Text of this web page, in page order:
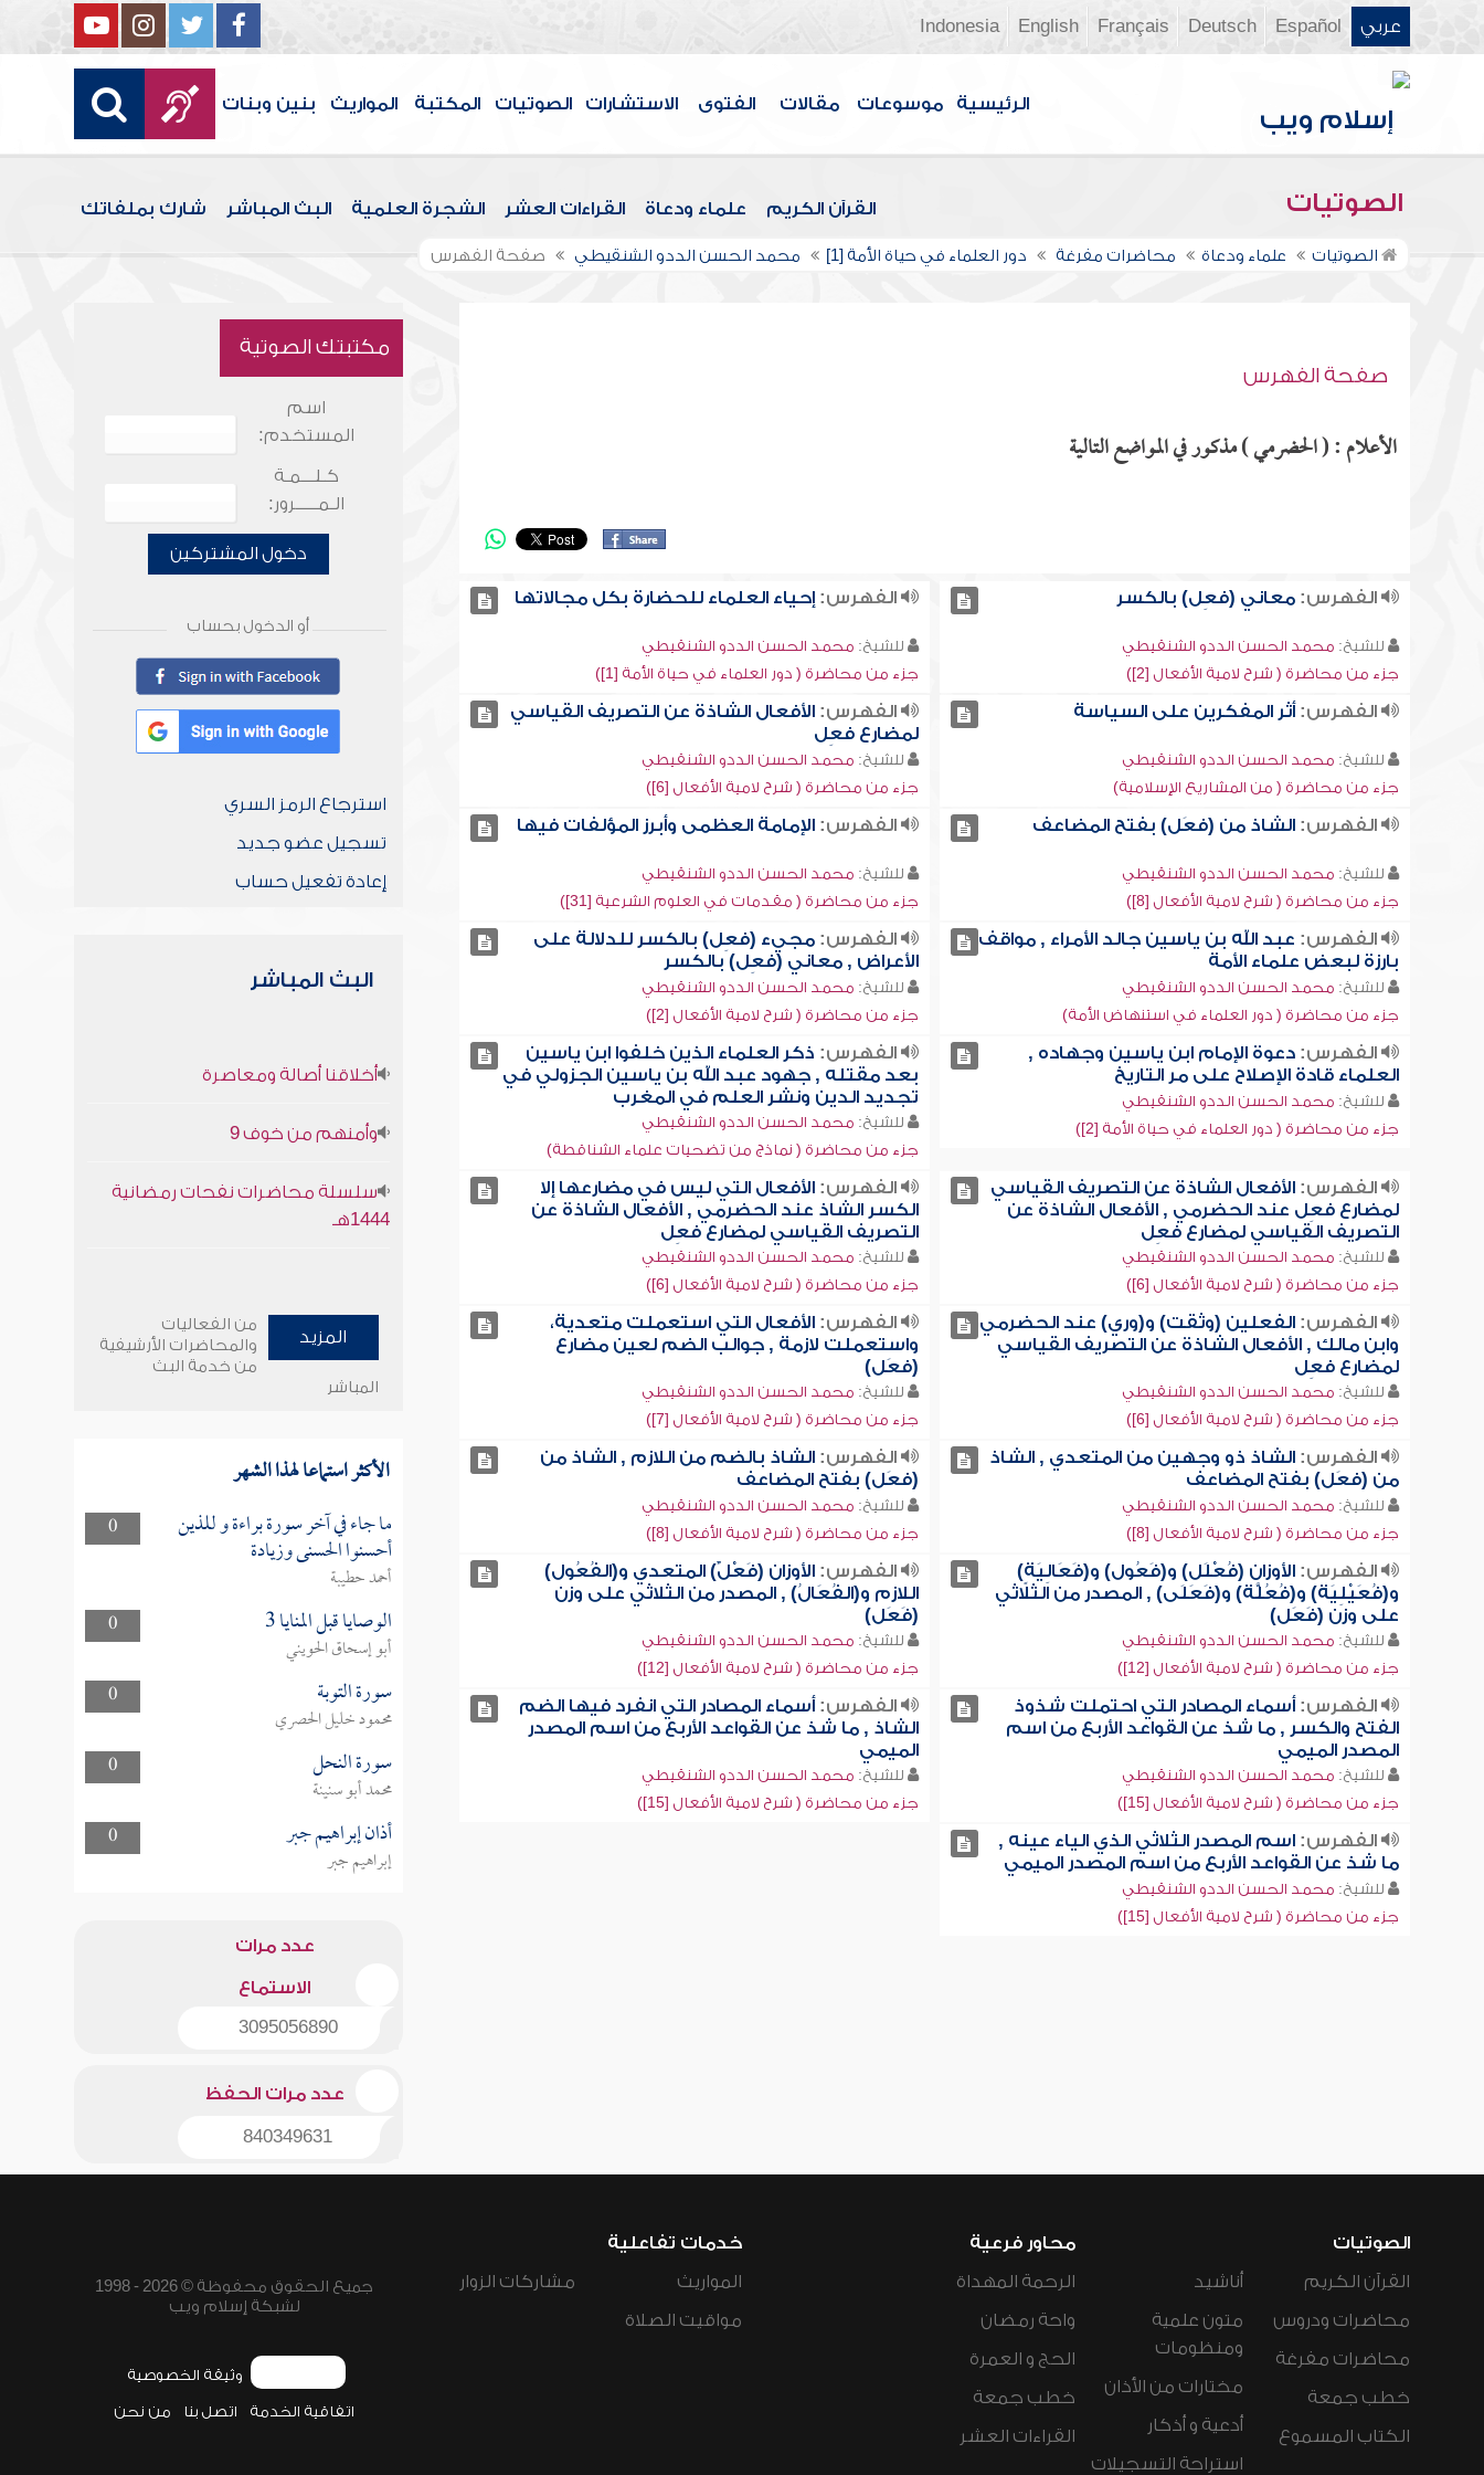
عربي Español
Deutsch
Français
English
Indonesia
الرئيسية موسوعات مقالات الفتوى الاستشارات الصوتيات المكتبة المواريث بنين وبنات
الصوتيات القرآن الكريم علماء ودعاة القراءات العشر الشجرة العلمية البث المباشر شارك بملفاتك
الصوتيات علماء ودعاة محاضرات مفرغة دور العلماء في حياة الأمة [1] محمد الحسن الددو الشنقيطي صفحة الفهرس
صفحة الفهرس
الأعلام : ( الحضرمي ) مذكور في المواضع التالية
الفهرس:معاني (فعِل) بالكسر
للشيخ: محمد الحسن الددو الشنقيطي
جزء من محاضرة ( شرح لامية الأفعال [2])
الفهرس: إحياء العلماء للحضارة بكل مجالاتها
للشيخ: محمد الحسن الددو الشنقيطي
جزء من محاضرة ( دور العلماء في حياة الأمة [1])
الفهرس:أثر المفكرين على السياسة
للشيخ: محمد الحسن الددو الشنقيطي
جزء من محاضرة ( من المشاريع الإسلامية)
الفهرس: الأفعال الشاذة عن التصريف القياسي
لمضارع فعِل
للشيخ: محمد الحسن الددو الشنقيطي
جزء من محاضرة ( شرح لامية الأفعال [6])
الفهرس:الشاذ من (فعَل) بفتح المضاعف
للشيخ: محمد الحسن الددو الشنقيطي
جزء من محاضرة ( شرح لامية الأفعال [8])
الفهرس: الإمامة العظمى وأبرز المؤلفات فيها
للشيخ: محمد الحسن الددو الشنقيطي
جزء من محاضرة ( مقدمات في العلوم الشرعية [31])
الفهرس: عبد الله بن ياسين جالد الأمراء , مواقف
بارزة لبعض علماء الأمة
للشيخ: محمد الحسن الددو الشنقيطي
جزء من محاضرة ( دور العلماء في استنهاض الأمة)
الفهرس: مجيء (فعِل) بالكسر للدلالة على
الأعراض , معاني (فعِل) بالكسر
للشيخ: محمد الحسن الددو الشنقيطي
جزء من محاضرة ( شرح لامية الأفعال [2])
الفهرس:دعوة الإمام ابن ياسين وجهاده ,
العلماء قادة الإصلاح على مر التاريخ
للشيخ: محمد الحسن الددو الشنقيطي
جزء من محاضرة ( دور العلماء في حياة الأمة [2])
الفهرس: ذكر العلماء الذين خلفوا ابن ياسين
بعد مقتله , جهود عبد الله بن ياسين الجزولي في
تجديد الدين ونشر العلم في المغرب
للشيخ: محمد الحسن الددو الشنقيطي
جزء من محاضرة ( نماذج من تضحيات علماء الشناقطة)
الفهرس:الأفعال الشاذة عن التصريف القياسي
لمضارع فعِل عند الحضرمي , الأفعال الشاذة عن
التصريف القياسي لمضارع فعِل
للشيخ: محمد الحسن الددو الشنقيطي
جزء من محاضرة ( شرح لامية الأفعال [6])
الفهرس: الأفعال التي ليس في مضارعها إلا
الكسر الشاذ عند الحضرمي , الأفعال الشاذة عن
التصريف القياسي لمضارع فعِل
للشيخ: محمد الحسن الددو الشنقيطي
جزء من محاضرة ( شرح لامية الأفعال [6])
الفهرس:الفعلين (وثقت) و(وري) عند الحضرمي
وابن مالك , الأفعال الشاذة عن التصريف القياسي
لمضارع فعِل
للشيخ: محمد الحسن الددو الشنقيطي
جزء من محاضرة ( شرح لامية الأفعال [6])
الفهرس: الأفعال التي استعملت متعدية،
واستعملت لازمة , جوالب الضم لعين مضارع
(فعَل)
للشيخ: محمد الحسن الددو الشنقيطي
جزء من محاضرة ( شرح لامية الأفعال [7])
الفهرس:الشاذ ذو وجهين من المتعدي , الشاذ
من (فعَل) بفتح المضاعف
للشيخ: محمد الحسن الددو الشنقيطي
جزء من محاضرة ( شرح لامية الأفعال [8])
الفهرس: الشاذ بالضم من اللازم , الشاذ من
(فعَل) بفتح المضاعف
للشيخ: محمد الحسن الددو الشنقيطي
جزء من محاضرة ( شرح لامية الأفعال [8])
الفهرس:الأوزان (فُعْلَل) و(فَعُول) و(فَعَالِيَةٍ)
و(فُعَيْلِيَة) و(فُعُلَّة) و(فَعَلَى) , المصدر من الثلاثي
على وزن (فَعَل)
للشيخ: محمد الحسن الددو الشنقيطي
جزء من محاضرة ( شرح لامية الأفعال [12])
الفهرس: الأوزان (فَعْلٌ) المتعدي و(الفُعُول)
اللازم و(الفُعَالُ) , المصدر من الثلاثي على وزن
(فَعَل)
للشيخ: محمد الحسن الددو الشنقيطي
جزء من محاضرة ( شرح لامية الأفعال [12])
الفهرس:أسماء المصادر التي احتملت شذوذ
الفتح والكسر , ما شذ عن القواعد الأربع من اسم
المصدر الميمي
للشيخ: محمد الحسن الددو الشنقيطي
جزء من محاضرة ( شرح لامية الأفعال [15])
الفهرس: أسماء المصادر التي انفرد فيها الضم
الشاذ , ما شذ عن القواعد الأربع من اسم المصدر
الميمي
للشيخ: محمد الحسن الددو الشنقيطي
جزء من محاضرة ( شرح لامية الأفعال [15])
الفهرس:اسم المصدر الثلاثي الذي الياء عينه ,
ما شذ عن القواعد الأربع من اسم المصدر الميمي
للشيخ: محمد الحسن الددو الشنقيطي
جزء من محاضرة ( شرح لامية الأفعال [15])
مكتبتك الصوتية
اسم
المستخدم:
كـلـــمـة
الـمـــــرور:
دخول المشتركين
أو الدخول بحساب
استرجاع الرمز السري
تسجيل عضو جديد
إعادة تفعيل حساب
البث المباشر
أخلاقنا أصالة ومعاصرة
وأمنهم من خوف 9
سلسلة محاضرات نفحات رمضانية
1444هـ
المزيد
من الفعاليات
والمحاضرات الأرشيفية
من خدمة البث
المباشر
الأكثر استماعا لهذا الشهر
0 ما جاء في آخر سورة براءة و للذين
أحسنوا الحسنى وزيادة
أحمد حطيبة
0
الوصايا قبل المنايا 3
أبو إسحاق الحويني
0
سورة التوبة
محمود خليل الحصري
0
سورة النحل
محمد أبو سنينة
0
أذان إبراهيم جبر
إبراهيم جبر
عدد مرات
الاستماع
3095056890
عدد مرات الحفظ
840349631
الصوتيات
القرآن الكريم
محاضرات ودروس
محاضرات مفرغة
خطب جمعة
الكتاب المسموع
أناشيد
متون علمية
ومنظومات
مختارات من الأذان
أدعية و أذكار
استراحة التسجيلات
محاور فرعية
الرحمة المهداة
واحة رمضان
الحج و العمرة
خطب جمعة
القراءات العشر
خدمات تفاعلية
المواريث
مواقيت الصلاة
مشاركات الزوار
جميع الحقوق محفوظة © 2026 - 1998
لشبكة إسلام ويب
وثيقة الخصوصية
اتفاقية الخدمة اتصل بنا من نحن